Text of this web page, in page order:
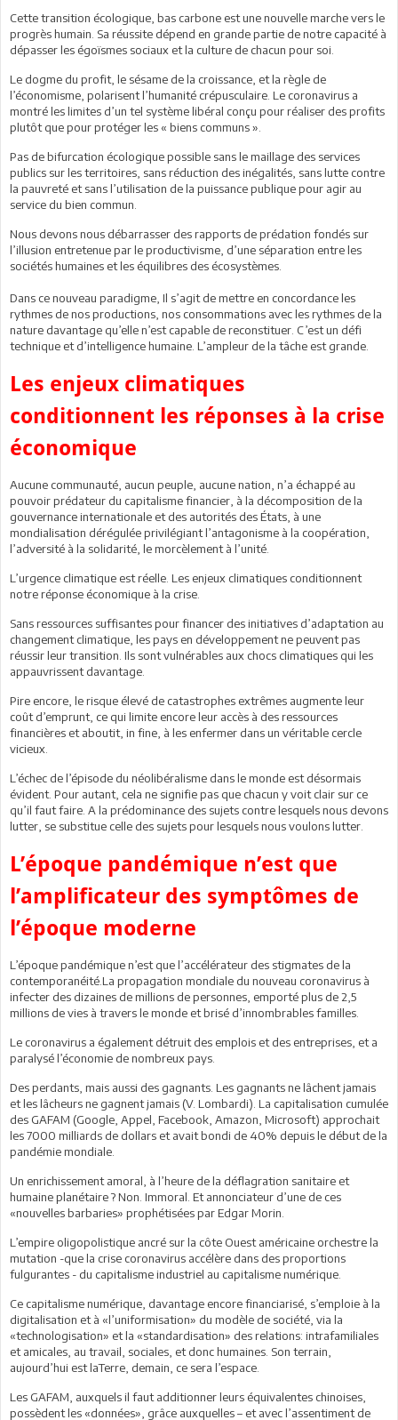
Cette transition écologique, bas carbone est une nouvelle marche vers le
progrès humain. Sa réussite dépend en grande partie de notre capacité à
dépasser les égoïsmes sociaux et la culture de chacun pour soi.
Le dogme du profit, le sésame de la croissance, et la règle de
l’économisme, polarisent l’humanité crépusculaire. Le coronavirus a
montré les limites d’un tel système libéral conçu pour réaliser des profits
plutôt que pour protéger les « biens communs ».
Pas de bifurcation écologique possible sans le maillage des services
publics sur les territoires, sans réduction des inégalités, sans lutte contre
la pauvreté et sans l’utilisation de la puissance publique pour agir au
service du bien commun.
Nous devons nous débarrasser des rapports de prédation fondés sur
l’illusion entretenue par le productivisme, d’une séparation entre les
sociétés humaines et les équilibres des écosystèmes.
Dans ce nouveau paradigme, Il s’agit de mettre en concordance les
rythmes de nos productions, nos consommations avec les rythmes de la
nature davantage qu’elle n’est capable de reconstituer. C’est un défi
technique et d’intelligence humaine. L’ampleur de la tâche est grande.
Les enjeux climatiques
conditionnent les réponses à la crise
économique
Aucune communauté, aucun peuple, aucune nation, n’a échappé au
pouvoir prédateur du capitalisme financier, à la décomposition de la
gouvernance internationale et des autorités des États, à une
mondialisation dérégulée privilégiant l’antagonisme à la coopération,
l’adversité à la solidarité, le morcèlement à l’unité.
L’urgence climatique est réelle. Les enjeux climatiques conditionnent
notre réponse économique à la crise.
Sans ressources suffisantes pour financer des initiatives d’adaptation au
changement climatique, les pays en développement ne peuvent pas
réussir leur transition. Ils sont vulnérables aux chocs climatiques qui les
appauvrissent davantage.
Pire encore, le risque élevé de catastrophes extrêmes augmente leur
coût d’emprunt, ce qui limite encore leur accès à des ressources
financières et aboutit, in fine, à les enfermer dans un véritable cercle
vicieux.
L’échec de l’épisode du néolibéralisme dans le monde est désormais
évident. Pour autant, cela ne signifie pas que chacun y voit clair sur ce
qu’il faut faire. A la prédominance des sujets contre lesquels nous devons
lutter, se substitue celle des sujets pour lesquels nous voulons lutter.
L’époque pandémique n’est que
l’amplificateur des symptômes de
l’époque moderne
L’époque pandémique n’est que l’accélérateur des stigmates de la
contemporanéité.La propagation mondiale du nouveau coronavirus à
infecter des dizaines de millions de personnes, emporté plus de 2,5
millions de vies à travers le monde et brisé d’innombrables familles.
Le coronavirus a également détruit des emplois et des entreprises, et a
paralysé l’économie de nombreux pays.
Des perdants, mais aussi des gagnants. Les gagnants ne lâchent jamais
et les lâcheurs ne gagnent jamais (V. Lombardi). La capitalisation cumulée
des GAFAM (Google, Appel, Facebook, Amazon, Microsoft) approchait
les 7000 milliards de dollars et avait bondi de 40% depuis le début de la
pandémie mondiale.
Un enrichissement amoral, à l’heure de la déflagration sanitaire et
humaine planétaire ? Non. Immoral. Et annonciateur d’une de ces
«nouvelles barbaries» prophétisées par Edgar Morin.
L’empire oligopolistique ancré sur la côte Ouest américaine orchestre la
mutation -que la crise coronavirus accélère dans des proportions
fulgurantes - du capitalisme industriel au capitalisme numérique.
Ce capitalisme numérique, davantage encore financiarisé, s’emploie à la
digitalisation et à «l’uniformisation» du modèle de société, via la
«technologisation» et la «standardisation» des relations: intrafamiliales
et amicales, au travail, sociales, et donc humaines. Son terrain,
aujourd’hui est laTerre, demain, ce sera l’espace.
Les GAFAM, auxquels il faut additionner leurs équivalentes chinoises,
possèdent les «données», grâce auxquelles – et avec l’assentiment de